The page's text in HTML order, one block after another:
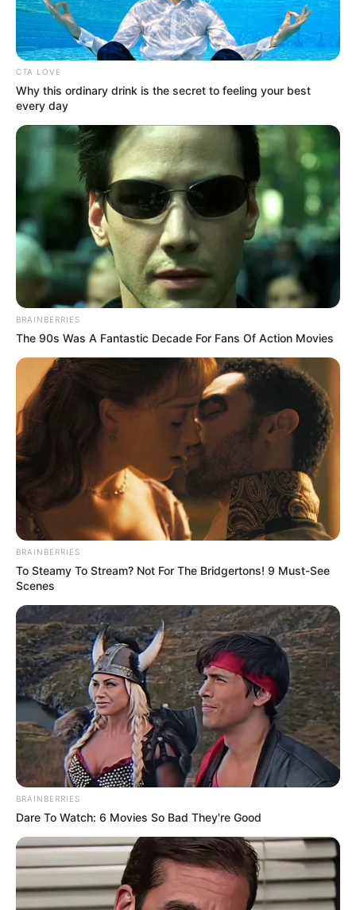
CTA LOVE
Why this ordinary drink is the secret to feeling your best
every day
BRAINBERRIES
The 90s Was A Fantastic Decade For Fans Of Action Movies
BRAINBERRIES
To Steamy To Stream? Not For The Bridgertons! 9 Must-See
Scenes
BRAINBERRIES
Dare To Watch: 6 Movies So Bad They're Good